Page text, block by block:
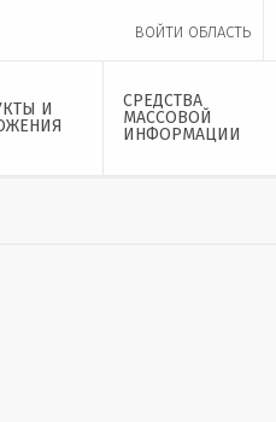
ВОЙТИ ОБЛАСТЬ
И
СРЕДСТВА
МАССОВОЙ
ИНФОРМАЦИИ